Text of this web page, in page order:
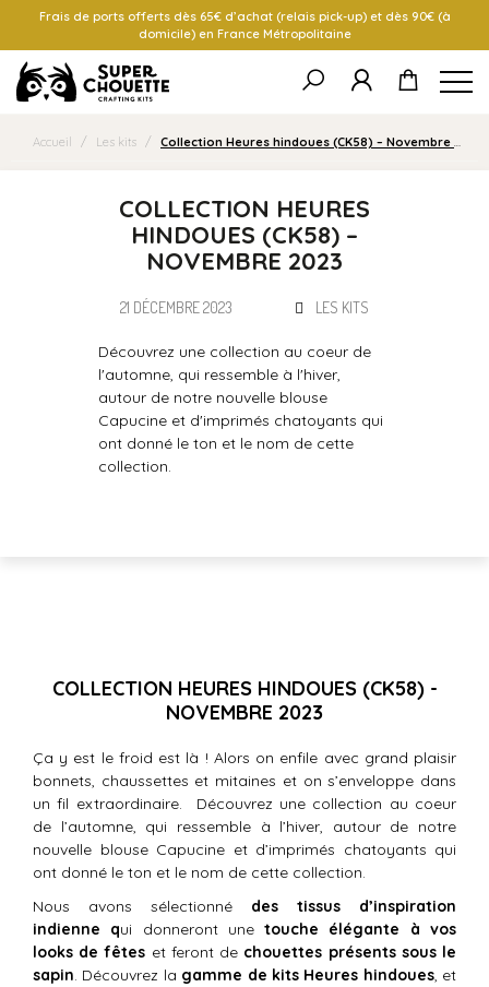
Frais de ports offerts dès 65€ d’achat (relais pick-up) et dès 90€ (à
domicile) en France Métropolitaine
Accueil / Les kits / Collection Heures hindoues (CK58) – Novembre 2023
COLLECTION HEURES
HINDOUES (CK58) –
NOVEMBRE 2023
21 DÉCEMBRE 2023 LES KITS
Découvrez une collection au coeur de
l'automne, qui ressemble à l'hiver,
autour de notre nouvelle blouse
Capucine et d'imprimés chatoyants qui
ont donné le ton et le nom de cette
collection.
COLLECTION HEURES HINDOUES (CK58) -
NOVEMBRE 2023
Ça y est le froid est là ! Alors on enfile avec grand plaisir
bonnets, chaussettes et mitaines et on s’enveloppe dans
un fil extraordinaire. Découvrez une collection au coeur
de l’automne, qui ressemble à l’hiver, autour de notre
nouvelle blouse Capucine et d’imprimés chatoyants qui
ont donné le ton et le nom de cette collection.
Nous avons sélectionné des tissus d’inspiration
indienne qui donneront unetouche élégante à vos
looks de fêtes et feront de chouettes présents sous le
sapin. Découvrez la gamme de kits Heures hindoues, et